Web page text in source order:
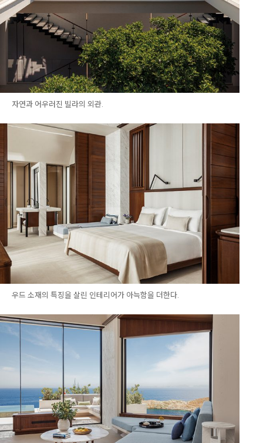
자연과 어우러진 빌라의 외관.
우드 소재의 특징을 살린 인테리어가 아늑함을 더한다.